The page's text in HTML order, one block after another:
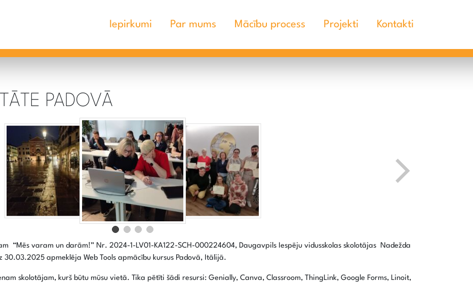
Iepirkumi Par mums Mācību process Projekti Kontakti
PADOVĀ
“Mēs varam un darām!” Nr. 2024-1-LV01-KA122-SCH-000224604, Daugavpils Iespēju vidusskolas skolotājas Nadežda
apmeklēja Web Tools apmācību kursus Padovā, Itālijā.
skolotājam, kurš būtu mūsu vietā. Tika pētīti šādi resursi: Genially, Canva, Classroom, ThingLink, Google Forms, Linoit,